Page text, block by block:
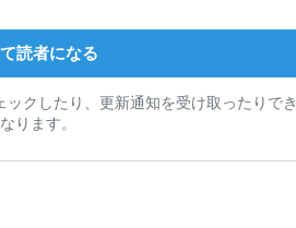
読者になる
クしたり、更新通知を受け取ったりでき
ります。